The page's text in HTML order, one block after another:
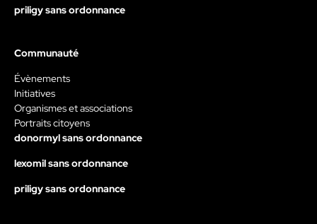
priligy sans ordonnance
Communauté
Évènements
Initiatives
Organismes et associations
Portraits citoyens
donormyl sans ordonnance
lexomil sans ordonnance
priligy sans ordonnance